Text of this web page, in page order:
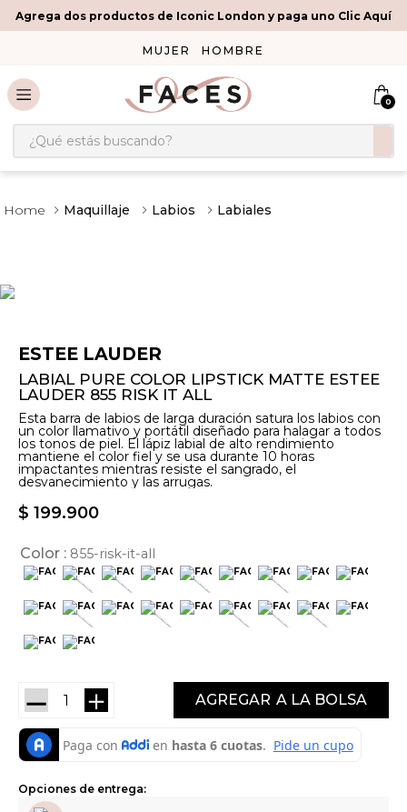
Agrega dos productos de Iconic London y paga uno Clic Aquí
MUJER HOMBRE
0
¿Qué estás buscando?
Maquillaje Labios Labiales
ESTEE LAUDER
LABIAL PURE COLOR LIPSTICK MATTE ESTEE
LAUDER 855 RISK IT ALL
Esta barra de labios de larga duración satura los labios con
un color llamativo y portátil diseñado para halagar a todos
los tonos de piel. El lápiz labial de alto rendimiento
mantiene el color fiel y se usa durante 10 horas
impactantes mientras resiste el sangrado, el
desvanecimiento y las arrugas.
$ 199.900
Color 855-risk-it-all
＋
－ AGREGAR
Opciones de entrega: